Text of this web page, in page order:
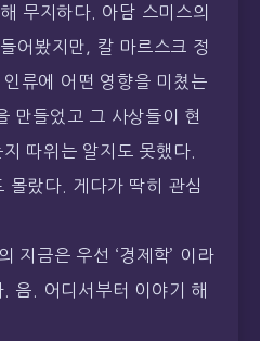
무지하다. 아담 스미스의
어봤지만, 칼 마르스크 정
류에 어떤 영향을 미쳤는
만들었고 그 사상들이 현
따위는 알지도 못했다.
몰랐다. 게다가 딱히 관심
지금은 우선 ‘경제학’ 이라
음. 어디서부터 이야기 해